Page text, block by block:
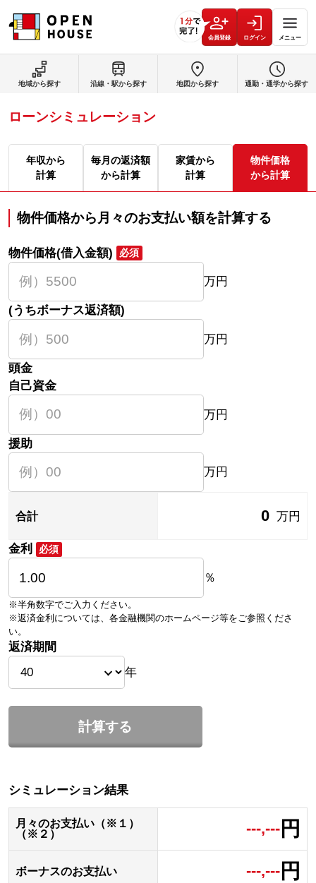
会員登録 ログイン メニュー
地域から探す 沿線・駅から探す 地図から探す 通勤・通学から探す
ローンシミュレーション
年収から
計算
毎月の返済額
から計算
家賃から
計算
物件価格
から計算
物件価格から月々のお支払い額を計算する
物件価格(借入金額) 必須
万円
(うちボーナス返済額)
万円
頭金
自己資金
万円
援助
万円
合計 0 万円
金利 必須
％
※半角数字でご入力ください。
※返済金利については、各金融機関のホームページ等をご参照くださ
い。
返済期間
年
計算する
シミュレーション結果
月々のお支払い（※１）
（※２）
---,---円
ボーナスのお支払い ---,---円